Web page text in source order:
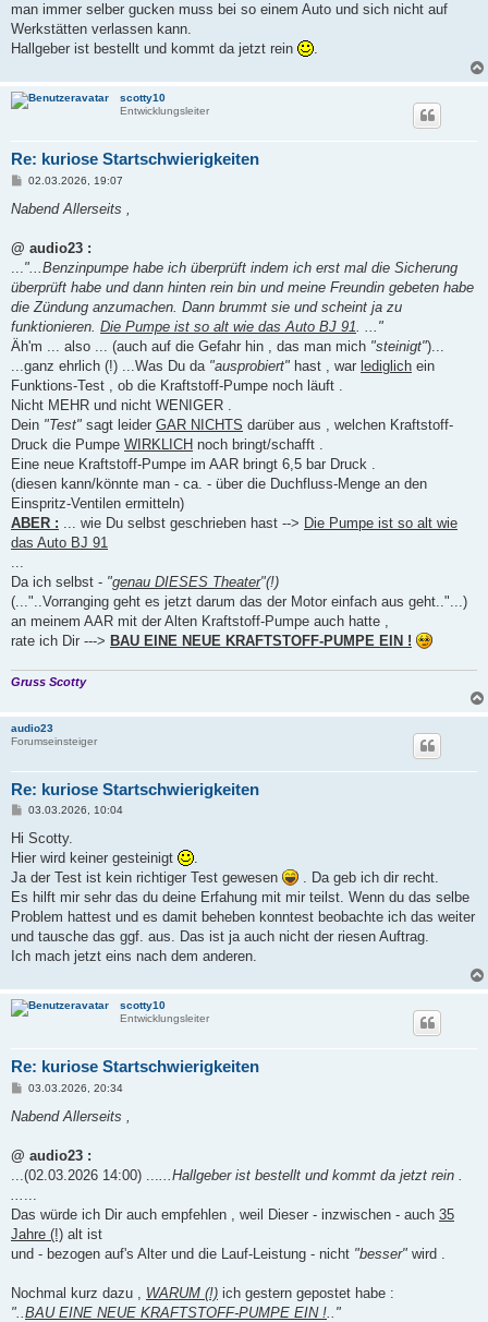
man immer selber gucken muss bei so einem Auto und sich nicht auf
Werkstätten verlassen kann.
Hallgeber ist bestellt und kommt da jetzt rein
.
scotty10
Entwicklungsleiter
Re: kuriose Startschwierigkeiten
B
i
a
02.03.2026, 19:07
Nabend Allerseits ,
@ audio23 :
"...Benzinpumpe habe ich überprüft indem ich erst mal die Sicherung
überprüft habe und dann hinten rein bin und meine Freundin gebeten habe
die Zündung anzumachen. Dann brummt sie und scheint ja zu
funktionieren. Die Pumpe ist so alt wie das Auto BJ 91 . ..."
Äh'm ... also ... (auch auf die Gefahr hin , das man mich "steinigt")...
...ganz ehrlich (!) ...Was Du da "ausprobiert" hast , war lediglich ein
Funktions-Test , ob die Kraftstoff-Pumpe noch läuft .
Nicht MEHR und nicht WENIGER .
Dein "Test" sagt leider GAR NICHTS darüber aus , welchen Kraftstoff-
Druck die Pumpe WIRKLICH noch bringt/schafft .
Eine neue Kraftstoff-Pumpe im AAR bringt 6,5 bar Druck .
(diesen kann/könnte man - ca. - über die Duchfluss-Menge an den
Einspritz-Ventilen ermitteln)
ABER : ... wie Du selbst geschrieben hast --> Die Pumpe ist so alt wie
das Auto BJ 91
Da ich selbst - "genau DIESES Theater"(!)
(..."..Vorranging geht es jetzt darum das der Motor einfach aus geht.."...)
an meinem AAR mit der Alten Kraftstoff-Pumpe auch hatte ,
rate ich Dir ---> BAU EINE NEUE KRAFTSTOFF-PUMPE EIN !
Gruss Scotty
audio23
Forumseinsteiger
Re: kuriose Startschwierigkeiten
B
r
a
03.03.2026, 10:04
Hi Scotty.
Hier wird keiner gesteinigt
.
Ja der Test ist kein richtiger Test gewesen
. Da geb ich dir recht.
Es hilft mir sehr das du deine Erfahung mit mir teilst. Wenn du das selbe
Problem hattest und es damit beheben konntest beobachte ich das weiter
und tausche das ggf. aus. Das ist ja auch nicht der riesen Auftrag.
Ich mach jetzt eins nach dem anderen.
scotty10
Entwicklungsleiter
Re: kuriose Startschwierigkeiten
B
i
a
03.03.2026, 20:34
Nabend Allerseits ,
@ audio23 :
...(02.03.2026 14:00) ...
...Hallgeber ist bestellt und kommt da jetzt rein .
Das würde ich Dir auch empfehlen , weil Dieser - inzwischen - auch 35
Jahre (!) alt ist
und - bezogen auf's Alter und die Lauf-Leistung - nicht "besser" wird .
Nochmal kurz dazu , WARUM (!) ich gestern gepostet habe :
".. BAU EINE NEUE KRAFTSTOFF-PUMPE EIN ! .."